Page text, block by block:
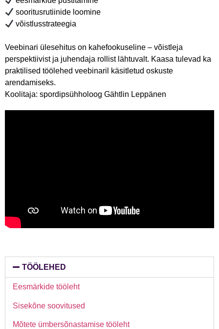
sooritusrutiinide loomine
võistlusstrateegia
Veebinari ülesehitus on kahefookuseline – võistleja
perspektiivist ja juhendaja rollist lähtuvalt. Kaasa tulevad ka
praktilised töölehed veebinaril käsitletud oskuste
arendamiseks.
Koolitaja: spordipsühholoog Gähtlin Leppänen
TÖÖLEHED
Eesmärkide tööleht
Sisekõne soovitused
Mõtete ümbersõnastamise tööleht